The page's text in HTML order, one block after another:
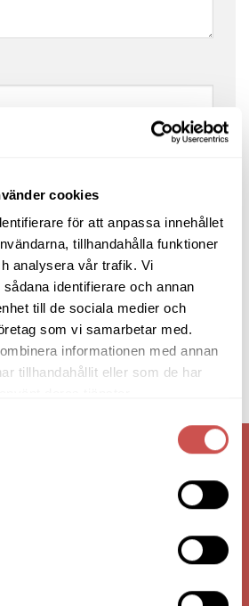
cookies
för att anpassa innehållet
tillhandahålla funktioner
analysera vår trafik. Vi
identifierare och annan
till de sociala medier och
som vi samarbetar med.
informationen med annan
tillhandahållit eller som de har